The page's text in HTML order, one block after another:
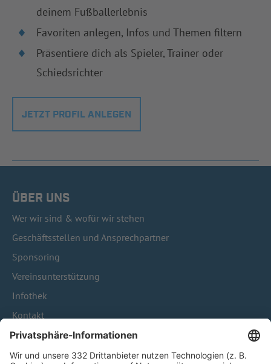
deinem Fußballerlebnis
Favoriten anlegen, Infos und Themen filtern
Präsentiere dich als Spieler, Trainer oder
Schiedsrichter
JETZT PROFIL ANLEGEN
ÜBER UNS
Wer wir sind & wofür wir stehen
Geschäftsstellen und Ansprechpartner
Sponsoring
Vereinsunterstützung
Infothek
Kontakt
HÄUFIG BESUCHTE SEITEN